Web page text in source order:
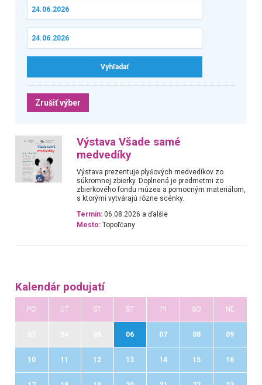
Zrušiť výber
Výstava Všade samé
medvedíky
Výstava prezentuje plyšových medvedíkov zo
súkromnej zbierky. Doplnená je predmetmi zo
zbierkového fondu múzea a pomocným materiálom,
s ktorými vytvárajú rôzne scénky.
Termín: 06.08.2026 a ďalšie
Mesto: Topoľčany
Kalendár podujatí
PO UT ST ŠT PI SO NE
06 07 08 09
10 11 12 13 14 15 16